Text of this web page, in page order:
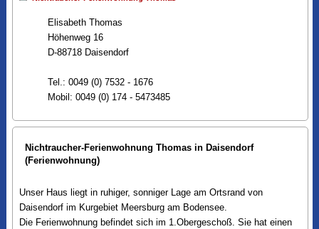
Elisabeth Thomas
Höhenweg 16
D-88718 Daisendorf
Tel.: 0049 (0) 7532 - 1676
Mobil: 0049 (0) 174 - 5473485
Nichtraucher-Ferienwohnung Thomas in Daisendorf
(Ferienwohnung)
Unser Haus liegt in ruhiger, sonniger Lage am Ortsrand von
Daisendorf im Kurgebiet Meersburg am Bodensee.
Die Ferienwohnung befindet sich im 1.Obergeschoß. Sie hat einen